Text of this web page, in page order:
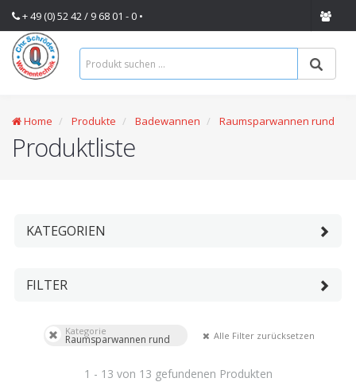
+ 49 (0) 52 42 / 9 68 01 - 0 •
Home Produkte Badewannen Raumsparwannen rund
Produktliste
KATEGORIEN
FILTER
Kategorie
Raumsparwannen rund Alle Filter zurücksetzen
1 - 13 von 13 gefundenen Produkten